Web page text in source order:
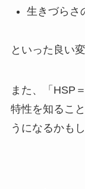
生きづらさ
といった良い
また、「HSP
特性を知るこ
うになるかも